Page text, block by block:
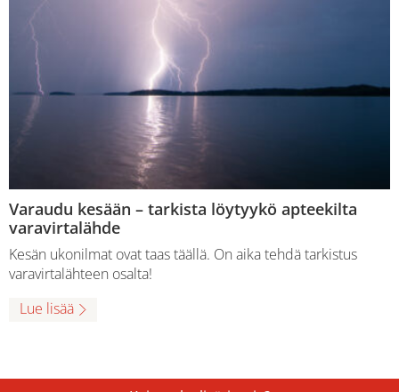
Varaudu kesään – tarkista löytyykö apteekilta
varavirtalähde
Kesän ukonilmat ovat taas täällä. On aika tehdä tarkistus
varavirtalähteen osalta!
Lue lisää